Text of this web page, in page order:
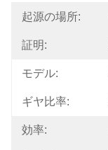
起源の場所:
証明:
モデル:
ギヤ比率:
効率: